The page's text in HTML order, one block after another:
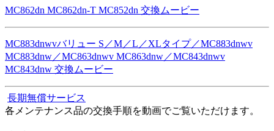
MC862dn MC862dn-T MC852dn 交換ムービー
MC883dnwvバリュー S／M／L／XLタイプ／MC883dnwv
MC883dnw／MC863dnwv MC863dnw／MC843dnwv
MC843dnw 交換ムービー
長期無償サービス
各メンテナンス品の交換手順を動画でご覧いただけます。